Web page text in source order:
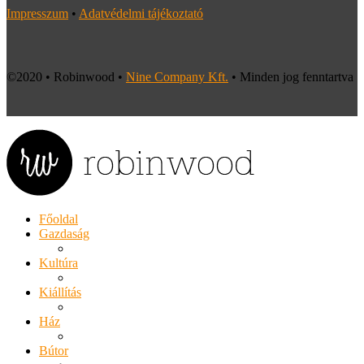
Impresszum • Adatvédelmi tájékoztató
©2020 • Robinwood • Nine Company Kft. • Minden jog fenntartva
Főoldal
Gazdaság
Kultúra
Kiállítás
Ház
Bútor